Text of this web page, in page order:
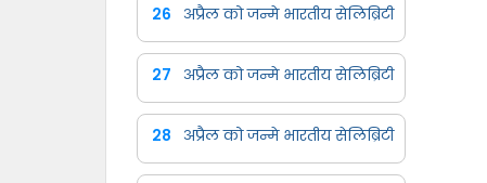
26 अप्रैल को जन्मे भारतीय सेलिब्रिटी
27 अप्रैल को जन्मे भारतीय सेलिब्रिटी
28 अप्रैल को जन्मे भारतीय सेलिब्रिटी